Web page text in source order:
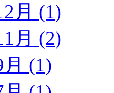
月 (1)
月 (2)
月 (1)